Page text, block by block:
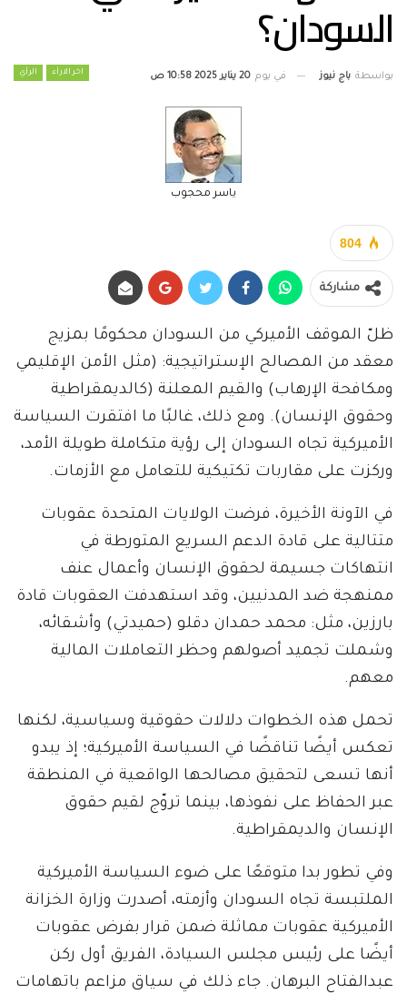
السودان؟
اخر الارأء الرأي بواسطة باج نيوز في يوم 20 يناير 2025 10:58 ص
ياسر محجوب
804
مشاركة
ظلّ الموقف الأميركي من السودان محكومًا بمزيج
معقد من المصالح الإستراتيجية: (مثل الأمن الإقليمي
ومكافحة الإرهاب) والقيم المعلنة (كالديمقراطية
وحقوق الإنسان). ومع ذلك، غالبًا ما افتقرت السياسة
الأميركية تجاه السودان إلى رؤية متكاملة طويلة الأمد،
وركزت على مقاربات تكتيكية للتعامل مع الأزمات.
في الآونة الأخيرة، فرضت الولايات المتحدة عقوبات
متتالية على قادة الدعم السريع المتورطة في
انتهاكات جسيمة لحقوق الإنسان وأعمال عنف
ممنهجة ضد المدنيين، وقد استهدفت العقوبات قادة
بارزين، مثل: محمد حمدان دقلو (حميدتي) وأشقائه،
وشملت تجميد أصولهم وحظر التعاملات المالية
معهم.
تحمل هذه الخطوات دلالات حقوقية وسياسية، لكنها
تعكس أيضًا تناقضًا في السياسة الأميركية؛ إذ يبدو
أنها تسعى لتحقيق مصالحها الواقعية في المنطقة
عبر الحفاظ على نفوذها، بينما تروّج لقيم حقوق
الإنسان والديمقراطية.
وفي تطور بدا متوقعًا على ضوء السياسة الأميركية
الملتبسة تجاه السودان وأزمته، أصدرت وزارة الخزانة
الأميركية عقوبات مماثلة ضمن قرار بفرض عقوبات
أيضًا على رئيس مجلس السيادة، الفريق أول ركن
عبدالفتاح البرهان. جاء ذلك في سياق مزاعم باتهامات